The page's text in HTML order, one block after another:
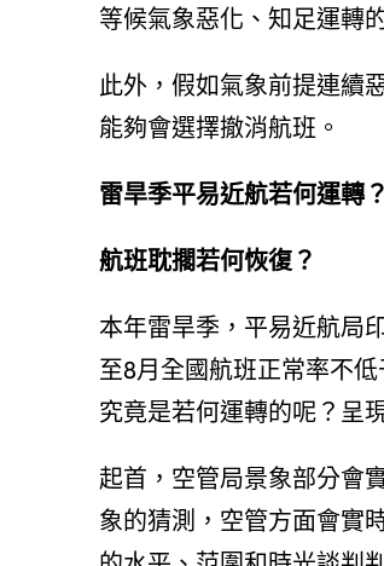
等候氣象惡化、知足運轉
此外，假如氣象前提連續
能夠會選擇撤消航班。
雷旱季平易近航若何運轉？
航班耽擱若何恢復？
本年雷旱季，平易近航局
至8月全國航班正常率不
究竟是若何運轉的呢？呈
起首，空管局景象部分會
象的猜測，空管方面會實